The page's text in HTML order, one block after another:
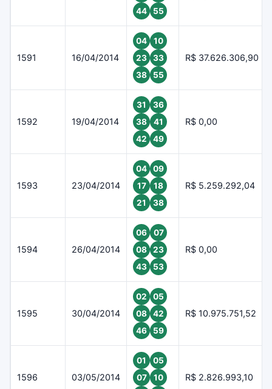
44
55
1591 16/04/2014
04
10
23
33
38
55
R$ 37.626.306,90
1592 19/04/2014
31
36
38
41
42
49
R$ 0,00
1593 23/04/2014
04
09
17
18
21
38
R$ 5.259.292,04
1594 26/04/2014
06
07
08
23
43
53
R$ 0,00
1595 30/04/2014
02
05
08
42
46
59
R$ 10.975.751,52
1596 03/05/2014
01
05
07
10
R$ 2.826.993,10